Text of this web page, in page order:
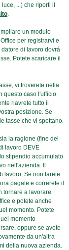
...) che riporti il
un modulo
per registrarvi e
di lavoro dovrá
Potete scaricare il
vi troverete nella
questo caso l'ufficio
riavrete tutto il
posizione. Se
tasse che vi spettano.
la ragione (fine del
lavoro DEVE
stipendio accumulato
nell'azienda. Il
lavoro. Se non farete
pagate e correrete il
tornare a lavorare
e potete anche
momento. Potete
momento
oppure se avete
da un'altra
della nuova azienda.